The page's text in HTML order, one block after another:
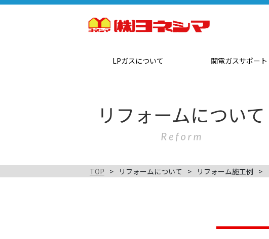
LPガスについて 関電ガスサポート
TOP リフォームについて リフォーム施工例